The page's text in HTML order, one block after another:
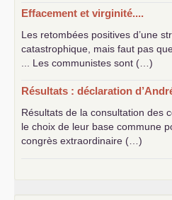
Effacement et virginité....
Les retombées positives d’une
catastrophique, mais faut pas
... Les communistes sont (…)
Résultats : déclaration
Résultats de la consultation des
le choix de leur base commune
congrès extraordinaire (…)